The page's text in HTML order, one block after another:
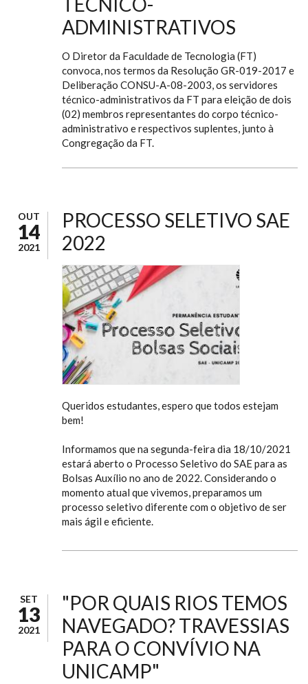
ADMINISTRATIVOS
O Diretor da Faculdade de Tecnologia (FT)
convoca, nos termos da Resolução GR-019-2017 e
Deliberação CONSU-A-08-2003, os servidores
técnico-administrativos da FT para eleição de dois
(02) membros representantes do corpo técnico-
administrativo e respectivos suplentes, junto à
Congregação da FT.
OUT
14
2021
PROCESSO SELETIVO SAE
2022
Queridos estudantes, espero que todos estejam
bem!
Informamos que na segunda-feira dia 18/10/2021
estará aberto o Processo Seletivo do SAE para as
Bolsas Auxílio no ano de 2022. Considerando o
momento atual que vivemos, preparamos um
processo seletivo diferente com o objetivo de ser
mais ágil e eficiente.
SET
13
2021
"POR QUAIS RIOS TEMOS
NAVEGADO? TRAVESSIAS
PARA O CONVÍVIO NA
UNICAMP"